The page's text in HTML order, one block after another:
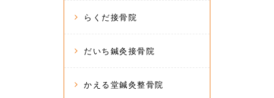
らくだ接骨院
だいち鍼灸接骨院
かえる堂鍼灸整骨院